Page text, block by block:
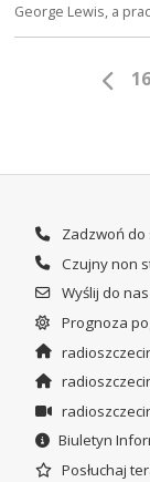
George Lewis, a
16
Zadzwoń
Czujny non
Wyślij do
Prognoza
Biuletyn
Posłuchaj